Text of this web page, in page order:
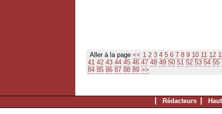
Aller à la page << 1 2 3 4 5 6 7 8 9 10 11 12
41 42 43 44 45 46 47 48 49 50 51 52 53 54 55
84 85 86 87 88 89 >>
Rédacteurs